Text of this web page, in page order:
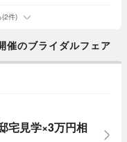
(2件)
のブライダルフェア
宅見学×3万円相